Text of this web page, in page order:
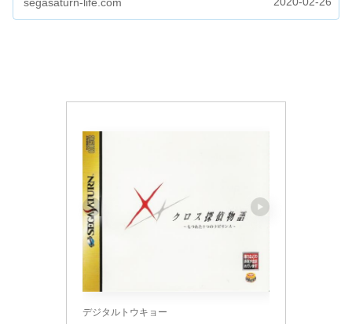
segasaturn-life.com
デジタルトウキョー